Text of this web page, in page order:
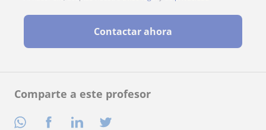
Comparte a este profesor
Contactar ahora